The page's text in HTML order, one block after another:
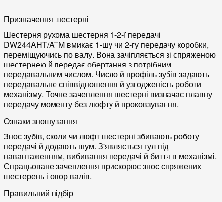
Призначення шестерні
Шестерня рухома шестерня 1-2-ї передачі
DW244AHT/ATM вмикає 1-шу чи 2-гу передачу коробки,
переміщуючись по валу. Вона зачіпляється зі спряженою
шестернею й передає обертання з потрібним
передавальним числом. Число й профіль зубів задають
передавальне співвідношення й узгодженість роботи
механізму. Точне зачеплення шестерні визначає плавну
передачу моменту без люфту й проковзування.
Ознаки зношування
Знос зубів, сколи чи люфт шестерні збивають роботу
передачі й додають шум. З'являється гул під
навантаженням, вибивання передачі й биття в механізмі.
Спрацьоване зачеплення прискорює знос спряжених
шестерень і опор валів.
Правильний підбір